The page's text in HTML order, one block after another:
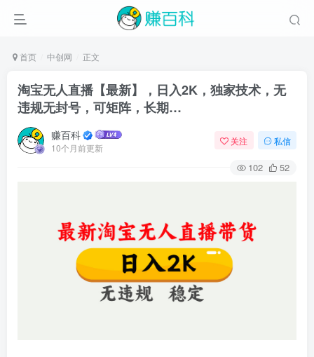
首页 中创网 正文
淘宝无人直播【最新】，日入2K，独家技术，无
违规无封号，可矩阵，长期…
赚百科
10个月前更新
关注 私信
102 52